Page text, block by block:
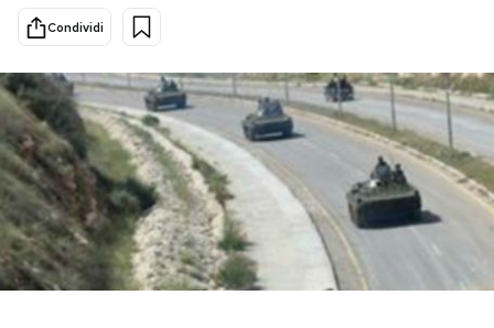
Cultura
Economia
Sport
Mondiali calcio 2026
PODCAST
NEWSLETTER
Condividi